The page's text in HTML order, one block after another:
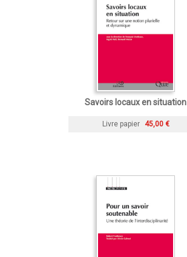
Savoirs locaux en situation
Livre papier 45,00 €